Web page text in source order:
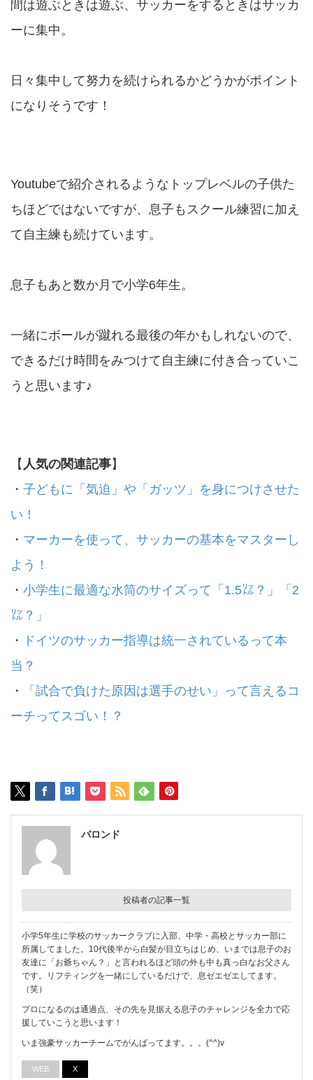
間は遊ぶときは遊ぶ、サッカーをするときはサッカ
ーに集中。
日々集中して努力を続けられるかどうかがポイント
になりそうです！
Youtubeで紹介されるようなトップレベルの子供た
ちほどではないですが、息子もスクール練習に加え
て自主練も続けています。
息子もあと数か月で小学6年生。
一緒にボールが蹴れる最後の年かもしれないので、
できるだけ時間をみつけて自主練に付き合っていこ
うと思います♪
【 人気の関連記事】
・ 子どもに「気迫」や「ガッツ」を身につけさせた
い！
・ マーカーを使って、サッカーの基本をマスターし
よう！
・ 小学生に最適な水筒のサイズって「1.5㍑？」「2
㍑？」
・
ドイツのサッカー指導は統一されているって本
当？
・
「試合で負けた原因は選手のせい」って言えるコ
ーチってスゴい！？
バロンド
投稿者の記事一覧
小学5年生に学校のサッカークラブに入部、中学・高校とサッカー部に
所属してました。10代後半から白髪が目立ちはじめ、いまでは息子のお
友達に「お爺ちゃん？」と言われるほど頭の外も中も真っ白なお父さん
です。リフティングを一緒にしているだけで、息ゼエゼエしてます。
（笑）
プロになるのは通過点、その先を見据える息子のチャレンジを全力で応
援していこうと思います！
いま強豪サッカーチームでがんばってます。。。(^^)v
WEB X